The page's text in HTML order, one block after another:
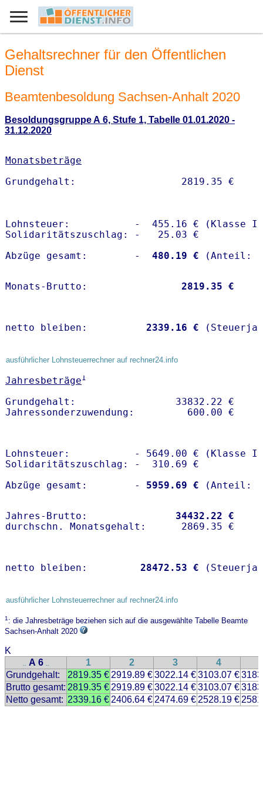
Gehaltsrechner für den Öffentlichen
Dienst
Beamtenbesoldung Sachsen-Anhalt 2020
Besoldungsgruppe A 6, Stufe 1, Tabelle 01.01.2020 -
31.12.2020
Monatsbeträge
Lohnsteuer:           -  455.16 € (Klasse I)
Solidaritätszuschlag: -   25.03 €
Abzüge gesamt:        -
  480.19 €
Monats-Brutto: 2819.35 €
netto bleiben: 2339.16 €
ausführlicher Lohnsteuerrechner auf rechner24.info
Jahresbeträge1
Grundgehalt:                 33832.22 €
Lohnsteuer:           - 5649.00 € (Klasse I)
Solidaritätszuschlag: -  310.69 €
Abzüge gesamt:        -
5959.69 €
Jahres-Brutto: 34432.22 €
netto bleiben: 28472.53 €
ausführlicher Lohnsteuerrechner auf rechner24.info
1: die Jahresbeträge beziehen sich auf die ausgewählte Tabelle Beamte
Sachsen-Anhalt 2020
K
.. A 6 .. 1 2 3 4
Grundgehalt:
2819.35 € 2919.89 €3022.14 €3103.07 €
Brutto gesamt: 2819.35 € 2919.89 €3022.14 €3103.07 €
Netto gesamt: 2339.16 € 2406.64 € 2474.69 € 2528.19 €